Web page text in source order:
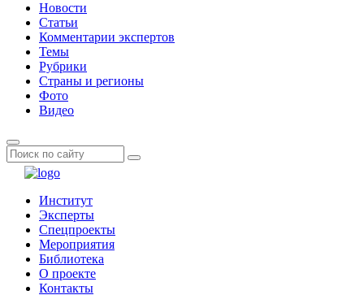
Новости
Статьи
Комментарии экспертов
Темы
Рубрики
Страны и регионы
Фото
Видео
Институт
Эксперты
Спецпроекты
Мероприятия
Библиотека
О проекте
Контакты